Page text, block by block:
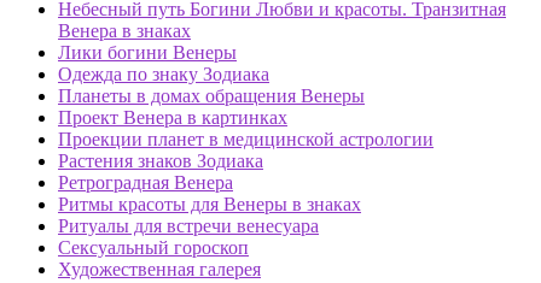
Небесный путь Богини Любви и красоты. Транзитная
Венера в знаках
Лики богини Венеры
Одежда по знаку Зодиака
Планеты в домах обращения Венеры
Проект Венера в картинках
Проекции планет в медицинской астрологии
Растения знаков Зодиака
Ретроградная Венера
Ритмы красоты для Венеры в знаках
Ритуалы для встречи венесуара
Сексуальный гороскоп
Художественная галерея